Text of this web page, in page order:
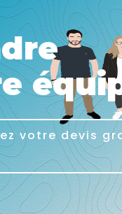
votre devis